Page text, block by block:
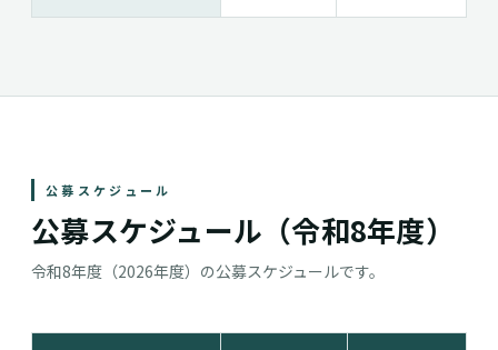
公募スケジュール
公募スケジュール（令和8年度）
令和8年度（2026年度）の公募スケジュールです。